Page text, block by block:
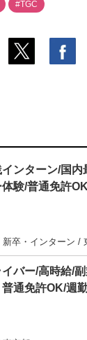
#TGC
ンターン/国
験/普通免許
卒・インターン /
バー/高時給/
通免許OK/週